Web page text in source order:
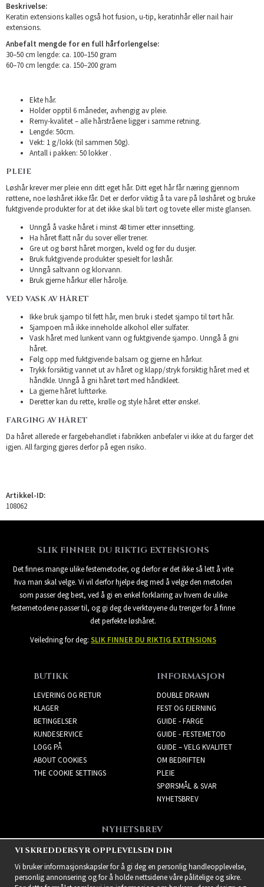
Beskrivelse:
Keratin extensions kalles også hot fusion, u-tip, keratinhår eller nail hair
extensions.
Anbefalt mengde for en full hårforlengelse:
30–50 cm lengde: ca. 100–150 gram
60–70 cm lengde: ca. 150–200 gram
Ekte hår.
Holder opptil 6 måneder, avhengig av pleie.
Remy-kvalitet – alle hårstråene ligger i samme retning.
Lengde: 50cm.
Vekt: 1 g/lokk (til sammen 50g).
Antall i pakken: 50 lokker .
PLEIE
Løshår krever mer pleie enn ditt eget hår. Ditt eget hår får næring gjennom
røttene, noe løshåret ikke får. Det er derfor viktig å ta vare på løshåret og bruke
fuktgivende produkter for at det ikke skal bli tørt og tovete eller miste glansen.
Unngå å vaske håret i minst 48 timer etter innsetting.
Ha håret flatt når du sover eller trener.
Gre ut og børst håret morgen, kveld og før du dusjer.
Bruk fuktgivende produkter spesielt for løshår.
Unngå saltvann og klorvann.
Bruk gjerne hårkur eller hårolje.
VED VASK AV HÅRET
Ikke bruk sjampo til fett hår, men bruk i stedet sjampo til tørt hår.
Sjampoen må ikke inneholde alkohol eller sulfater.
Vask håret med lunkent vann og fuktgivende sjampo. Unngå å gni
håret.
Følg opp med fuktgivende balsam og gjerne en hårkur.
Trykk forsiktig vannet ut av håret og klapp/stryk forsiktig håret med et
håndkle. Unngå å gni håret tørt med håndkleet.
La gjerne håret lufttørke.
Deretter kan du rette, krølle og style håret etter ønske!.
FARGING AV HÅRET
Da håret allerede er fargebehandlet i fabrikken anbefaler vi ikke at du farger det
igjen. All farging gjøres derfor på egen risiko.
Artikkel-ID:
108062
SLIK FINNER DU RIKTIG EXTENSIONS
Det finnes mange ulike festemetoder, og derfor er det ikke så lett å vite
hva man skal velge. Vi vil derfor hjelpe deg med å velge den metoden
som passer deg best, ved å gi en enkel forklaring av hvem de ulike
festemetodene passer til, og gi deg de verktøyene du trenger for å finne
det perfekte løshåret.
Veiledning for deg: SLIK FINNER DU RIKTIG EXTENSIONS
BUTIKK
LEVERING OG RETUR
KLAGER
BETINGELSER
KUNDESERVICE
LOGG PÅ
ABOUT COOKIES
THE COOKIE SETTINGS
INFORMASJON
DOUBLE DRAWN
FEST OG FJERNING
GUIDE - FARGE
GUIDE - FESTEMETOD
GUIDE – VELG KVALITET
OM BEDRIFTEN
PLEIE
SPØRSMÅL & SVAR
NYHETSBREV
NYHETSBREV
Få de beste tilbudene og
spennende nye produkter!
VI SKREDDERSYR OPPLEVELSEN DIN
Vi bruker informasjonskapsler for å gi deg en personlig handleopplevelse,
personlig annonsering og for å holde nettsidene våre pålitelige og sikre.